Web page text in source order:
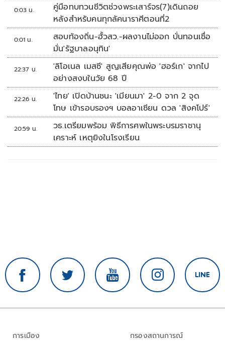
0:03 น.
คู่มือทบทวนชีวิตช่วงพระเสาร์จร(7)เดินถอย
หลังสำหรับคนทุกลัคนาราศีตอนที่2
0:01 น.
สอบท้องถิ่น-ฮั้วสว.-ผลงานไม่ออก บั่นทอนเชื่อ
มั่น'รัฐบาลอนุทิน'
22:37 น.
'ลิโอเนล เมสซี' สูญเสียคุณพ่อ 'ฮอร์เก' จากไป
อย่างสงบในวัย 68 ปี
22:26 น.
'ไทย' เปิดบ้านชนะ 'เมียนมา' 2-0 จาก 2 จุด
โทษ เข้ารอบรองฯ บอลอาเซียน ดวล 'สิงคโปร์'
20:59 น.
วธ.เตรียมพร้อม พิธีการศพในพระบรมราชานุ
เคราะห์ เหตุยิงในโรงเรียน
การเมือง
กรองสถานการณ์